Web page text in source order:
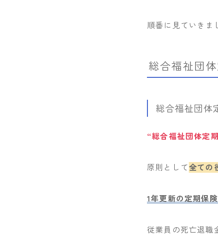
順番に見ていきま
総合福祉団
総合福祉団体
“総合福祉団体定
原則として全ての
1年更新の定期保険
従業員の死亡退職